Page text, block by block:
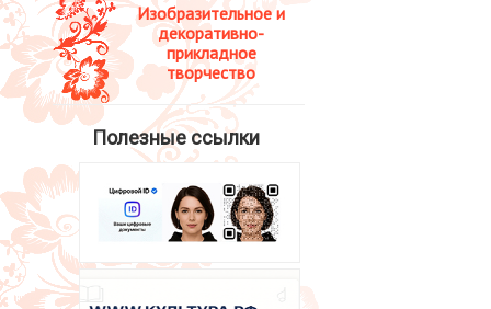
Изобразительное и
декоративно-
прикладное
творчество
Полезные ссылки